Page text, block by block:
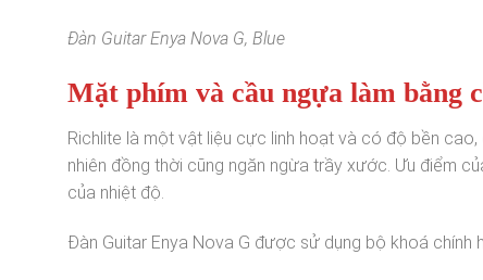
Đàn Guitar Enya Nova G, Blue
Mặt phím và cầu ngựa làm bằng
Richlite là một vật liệu cực linh hoạt và có độ bền
nhiên đồng thời cũng ngăn ngừa trầy xước. Ưu điểm
của nhiệt độ.
Đàn Guitar Enya Nova G được sử dụng bộ khoá chính